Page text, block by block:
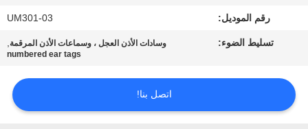
اطلب
رقم الموديل: UM301-03
تسليط الضوء: وسادات الأذن العجل ، وسماعات الأذن المرقمة,
numbered ear tags
اتصل بنا!